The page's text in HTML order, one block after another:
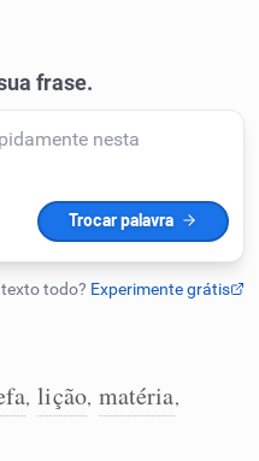
, lição, matéria,